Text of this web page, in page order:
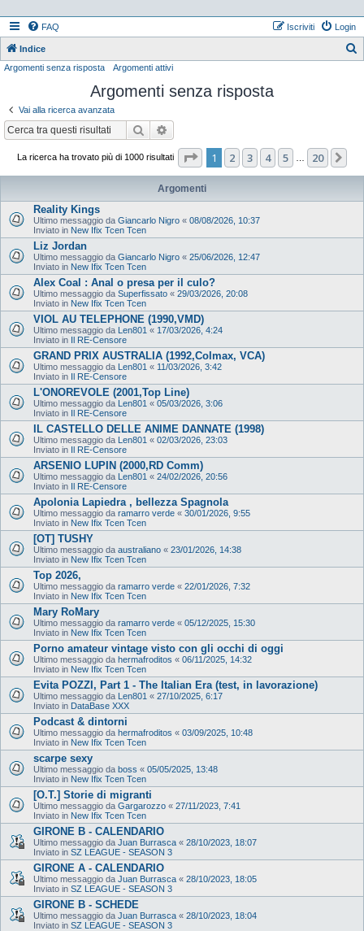
FAQ Login
Iscriviti
Indice
Argomenti senza risposta Argomenti attivi
Argomenti senza risposta
Vai alla ricerca avanzata
Cerca
La ricerca ha trovato più di 1000 risultati Pagina di 20
1 2 3 4 5 20
Argomenti
Reality Kings
Ultimo messaggio da Giancarlo Nigro « 08/08/2026, 10:37
Inviato in New Ifix Tcen Tcen
Liz Jordan
Ultimo messaggio da Giancarlo Nigro « 25/06/2026, 12:47
Inviato in New Ifix Tcen Tcen
Alex Coal : Anal o presa per il culo?
Ultimo messaggio da Superfissato « 29/03/2026, 20:08
Inviato in New Ifix Tcen Tcen
VIOL AU TELEPHONE (1990,VMD)
Ultimo messaggio da Len801 « 17/03/2026, 4:24
Inviato in Il RE-Censore
GRAND PRIX AUSTRALIA (1992,Colmax, VCA)
Ultimo messaggio da Len801 « 11/03/2026, 3:42
Inviato in Il RE-Censore
L'ONOREVOLE (2001,Top Line)
Ultimo messaggio da Len801 « 05/03/2026, 3:06
Inviato in Il RE-Censore
IL CASTELLO DELLE ANIME DANNATE (1998)
Ultimo messaggio da Len801 « 02/03/2026, 23:03
Inviato in Il RE-Censore
ARSENIO LUPIN (2000,RD Comm)
Ultimo messaggio da Len801 « 24/02/2026, 20:56
Inviato in Il RE-Censore
Apolonia Lapiedra , bellezza Spagnola
Ultimo messaggio da ramarro verde « 30/01/2026, 9:55
Inviato in New Ifix Tcen Tcen
[OT] TUSHY
Ultimo messaggio da australiano « 23/01/2026, 14:38
Inviato in New Ifix Tcen Tcen
Top 2026,
Ultimo messaggio da ramarro verde « 22/01/2026, 7:32
Inviato in New Ifix Tcen Tcen
Mary RoMary
Ultimo messaggio da ramarro verde « 05/12/2025, 15:30
Inviato in New Ifix Tcen Tcen
Porno amateur vintage visto con gli occhi di oggi
Ultimo messaggio da hermafroditos « 06/11/2025, 14:32
Inviato in New Ifix Tcen Tcen
Evita POZZI, Part 1 - The Italian Era (test, in lavorazione)
Ultimo messaggio da Len801 « 27/10/2025, 6:17
Inviato in DataBase XXX
Podcast & dintorni
Ultimo messaggio da hermafroditos « 03/09/2025, 10:48
Inviato in New Ifix Tcen Tcen
scarpe sexy
Ultimo messaggio da boss « 05/05/2025, 13:48
Inviato in New Ifix Tcen Tcen
[O.T.] Storie di migranti
Ultimo messaggio da Gargarozzo « 27/11/2023, 7:41
Inviato in New Ifix Tcen Tcen
GIRONE B - CALENDARIO
Ultimo messaggio da Juan Burrasca « 28/10/2023, 18:07
Inviato in SZ LEAGUE - SEASON 3
GIRONE A - CALENDARIO
Ultimo messaggio da Juan Burrasca « 28/10/2023, 18:05
Inviato in SZ LEAGUE - SEASON 3
GIRONE B - SCHEDE
Ultimo messaggio da Juan Burrasca « 28/10/2023, 18:04
Inviato in SZ LEAGUE - SEASON 3